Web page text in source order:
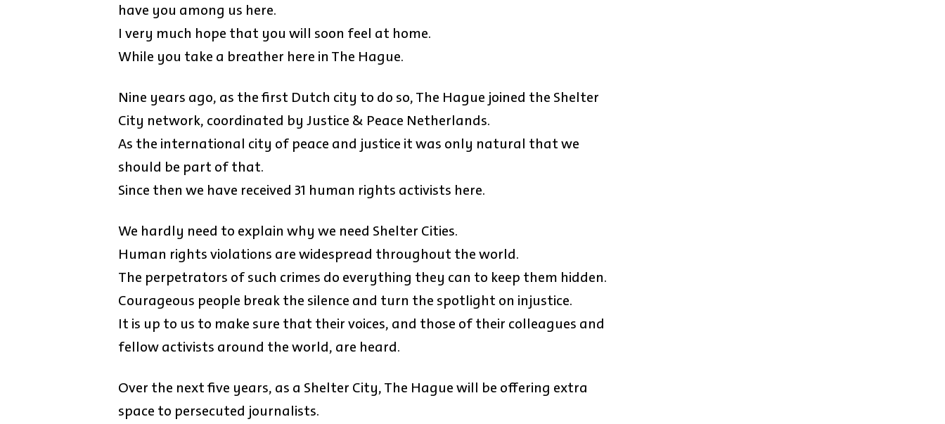
have you among us here.
I very much hope that you will soon feel at home.
While you take a breather here in The Hague.
Nine years ago, as the first Dutch city to do so, The Hague joined the Shelter
City network, coordinated by Justice & Peace Netherlands.
As the international city of peace and justice it was only natural that we
should be part of that.
Since then we have received 31 human rights activists here.
We hardly need to explain why we need Shelter Cities.
Human rights violations are widespread throughout the world.
The perpetrators of such crimes do everything they can to keep them hidden.
Courageous people break the silence and turn the spotlight on injustice.
It is up to us to make sure that their voices, and those of their colleagues and
fellow activists around the world, are heard.
Over the next five years, as a Shelter City, The Hague will be offering extra
space to persecuted journalists.